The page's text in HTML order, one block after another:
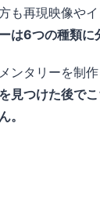
も再現映像や
は6つの種類に
ンタリーを制
見つけた後で
。